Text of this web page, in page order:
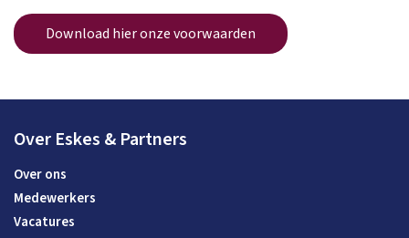
Download hier onze voorwaarden
Over Eskes & Partners
Over ons
Medewerkers
Vacatures